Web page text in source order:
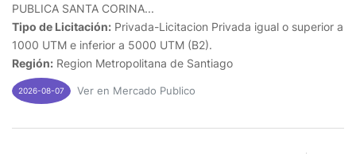
PUBLICA SANTA CORINA...
Tipo de Licitación: Privada-Licitacion Privada igual o superior a
1000 UTM e inferior a 5000 UTM (B2).
Región: Region Metropolitana de Santiago
2026-08-07 Ver en Mercado Publico